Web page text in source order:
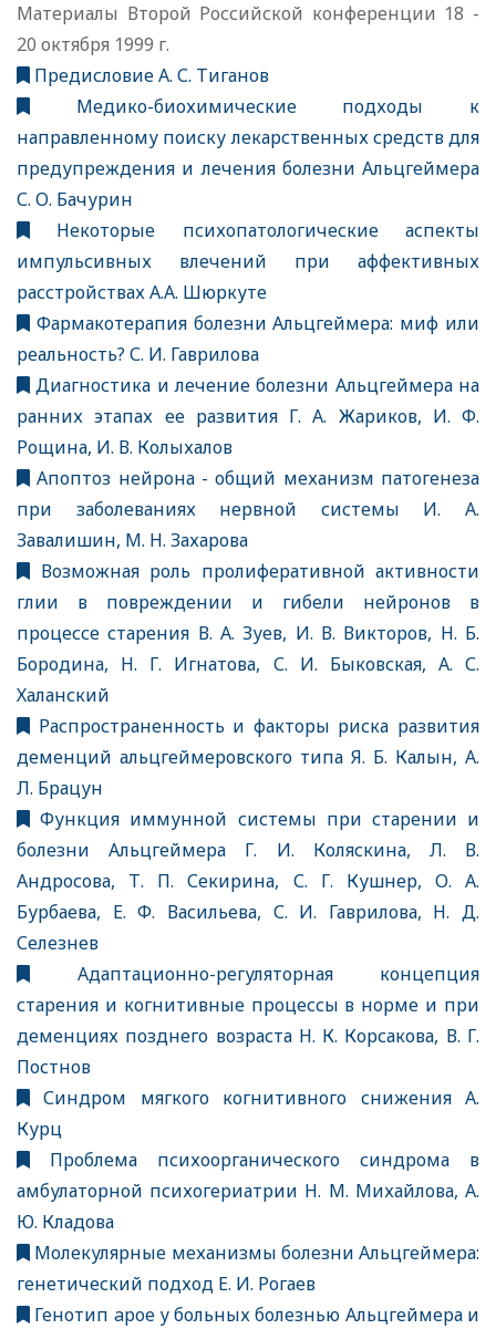
Материалы Второй Российской конференции 18 -
20 октября 1999 г.
Предисловие А. С. Тиганов
Медико-биохимические подходы к
направленному поиску лекарственных средств для
предупреждения и лечения болезни Альцгеймера
С. О. Бачурин
Некоторые психопатологические аспекты
импульсивных влечений при аффективных
расстройствах А.А. Шюркуте
Фармакотерапия болезни Альцгеймера: миф или
реальность? С. И. Гаврилова
Диагностика и лечение болезни Альцгеймера на
ранних этапах ее развития Г. А. Жариков, И. Ф.
Рощина, И. В. Колыхалов
Апоптоз нейрона - общий механизм патогенеза
при заболеваниях нервной системы И. А.
Завалишин, М. Н. Захарова
Возможная роль пролиферативной активности
глии в повреждении и гибели нейронов в
процессе старения В. А. Зуев, И. В. Викторов, Н. Б.
Бородина, Н. Г. Игнатова, С. И. Быковская, А. С.
Халанский
Распространенность и факторы риска развития
деменций альцгеймеровского типа Я. Б. Калын, А.
Л. Брацун
Функция иммунной системы при старении и
болезни Альцгеймера Г. И. Коляскина, Л. В.
Андросова, Т. П. Секирина, С. Г. Кушнер, О. А.
Бурбаева, Е. Ф. Васильева, С. И. Гаврилова, Н. Д.
Селезнев
Адаптационно-регуляторная концепция
старения и когнитивные процессы в норме и при
деменциях позднего возраста Н. К. Корсакова, В. Г.
Постнов
Синдром мягкого когнитивного снижения А.
Курц
Проблема психоорганического синдрома в
амбулаторной психогериатрии Н. М. Михайлова, А.
Ю. Кладова
Молекулярные механизмы болезни Альцгеймера:
генетический подход Е. И. Рогаев
Генотип apoe у больных болезнью Альцгеймера и